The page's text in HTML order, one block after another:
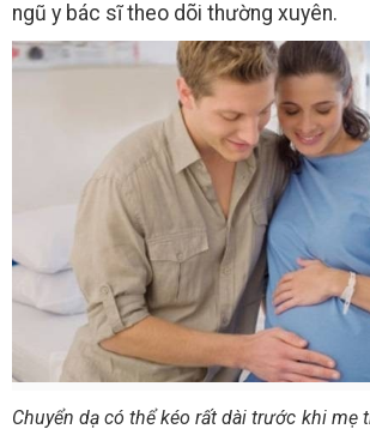
ngũ y bác sĩ theo dõi thường xuyên.
Chuyển dạ có thể kéo rất dài trước khi mẹ